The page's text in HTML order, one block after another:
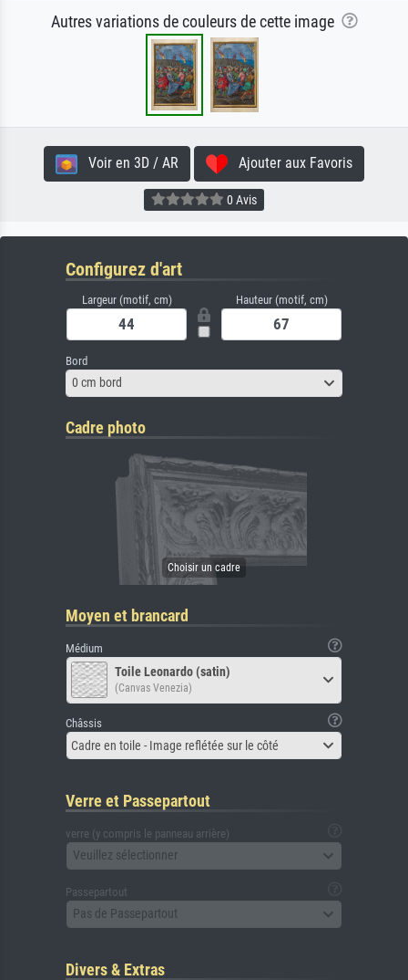
Autres variations de couleurs de cette image
Voir en 3D / AR Ajouter aux Favoris
0 Avis
Configurez d'art
Largeur (motif, cm) Hauteur (motif, cm)
Bord
0 cm bord
Cadre photo
Moyen et brancard
Médium
Toile Leonardo (satin)
(Canvas Venezia)
Châssis
Cadre en toile - Image reflétée sur le côté
Verre et Passepartout
verre (y compris le panneau arrière)
Veuillez sélectionner
Passepartout
Pas de Passepartout
Divers & Extras